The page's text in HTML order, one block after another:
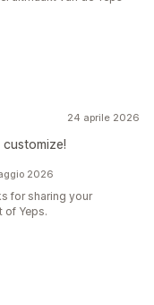
24 aprile 2026
2026
for sharing your
of Yeps.